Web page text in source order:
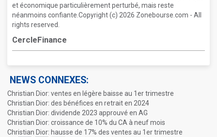
et économique particulièrement perturbé, mais reste
néanmoins confiante.Copyright (c) 2026 Zonebourse.com - All
rights reserved.
CercleFinance
NEWS CONNEXES:
Christian Dior: ventes en légère baisse au 1er trimestre
Christian Dior: des bénéfices en retrait en 2024
Christian Dior: dividende 2023 approuvé en AG
Christian Dior: croissance de 10% du CA à neuf mois
Christian Dior: hausse de 17% des ventes au 1er trimestre